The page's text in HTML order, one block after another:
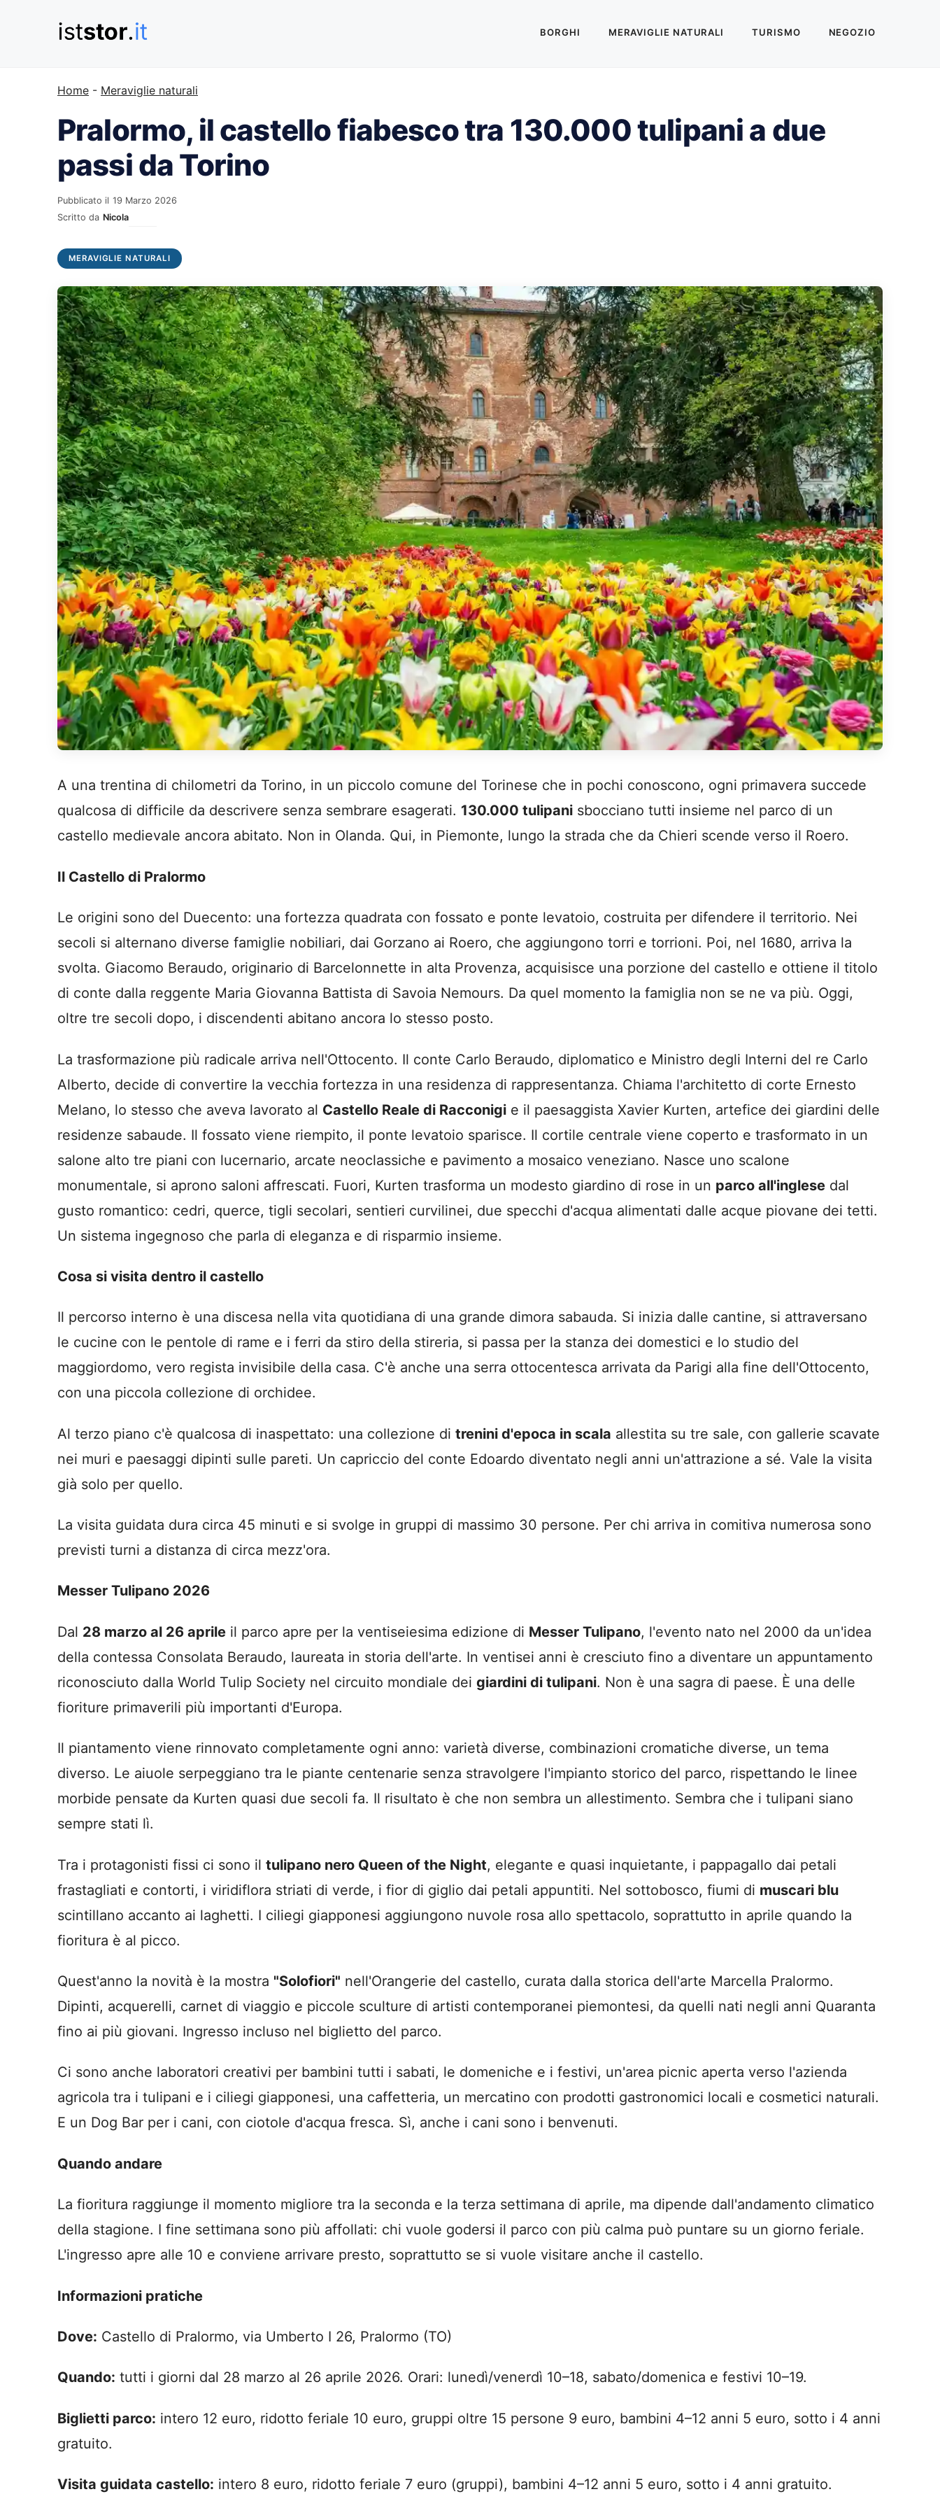
BORGHI MERAVIGLIE NATURALI TURISMO NEGOZIO
Home - Meraviglie naturali
Pralormo, il castello fiabesco tra 130.000 tulipani a due
passi da Torino
Pubblicato il 19 Marzo 2026
Scritto da Nicola
MERAVIGLIE NATURALI
A una trentina di chilometri da Torino, in un piccolo comune del Torinese che in pochi conoscono, ogni primavera succede
qualcosa di difficile da descrivere senza sembrare esagerati. 130.000 tulipani sbocciano tutti insieme nel parco di un
castello medievale ancora abitato. Non in Olanda. Qui, in Piemonte, lungo la strada che da Chieri scende verso il Roero.
Il Castello di Pralormo
Le origini sono del Duecento: una fortezza quadrata con fossato e ponte levatoio, costruita per difendere il territorio. Nei
secoli si alternano diverse famiglie nobiliari, dai Gorzano ai Roero, che aggiungono torri e torrioni. Poi, nel 1680, arriva la
svolta. Giacomo Beraudo, originario di Barcelonnette in alta Provenza, acquisisce una porzione del castello e ottiene il titolo
di conte dalla reggente Maria Giovanna Battista di Savoia Nemours. Da quel momento la famiglia non se ne va più. Oggi,
oltre tre secoli dopo, i discendenti abitano ancora lo stesso posto.
La trasformazione più radicale arriva nell'Ottocento. Il conte Carlo Beraudo, diplomatico e Ministro degli Interni del re Carlo
Alberto, decide di convertire la vecchia fortezza in una residenza di rappresentanza. Chiama l'architetto di corte Ernesto
Melano, lo stesso che aveva lavorato al Castello Reale di Racconigi e il paesaggista Xavier Kurten, artefice dei giardini delle
residenze sabaude. Il fossato viene riempito, il ponte levatoio sparisce. Il cortile centrale viene coperto e trasformato in un
salone alto tre piani con lucernario, arcate neoclassiche e pavimento a mosaico veneziano. Nasce uno scalone
monumentale, si aprono saloni affrescati. Fuori, Kurten trasforma un modesto giardino di rose in un parco all'inglese dal
gusto romantico: cedri, querce, tigli secolari, sentieri curvilinei, due specchi d'acqua alimentati dalle acque piovane dei tetti.
Un sistema ingegnoso che parla di eleganza e di risparmio insieme.
Cosa si visita dentro il castello
Il percorso interno è una discesa nella vita quotidiana di una grande dimora sabauda. Si inizia dalle cantine, si attraversano
le cucine con le pentole di rame e i ferri da stiro della stireria, si passa per la stanza dei domestici e lo studio del
maggiordomo, vero regista invisibile della casa. C'è anche una serra ottocentesca arrivata da Parigi alla fine dell'Ottocento,
con una piccola collezione di orchidee.
Al terzo piano c'è qualcosa di inaspettato: una collezione di trenini d'epoca in scala allestita su tre sale, con gallerie scavate
nei muri e paesaggi dipinti sulle pareti. Un capriccio del conte Edoardo diventato negli anni un'attrazione a sé. Vale la visita
già solo per quello.
La visita guidata dura circa 45 minuti e si svolge in gruppi di massimo 30 persone. Per chi arriva in comitiva numerosa sono
previsti turni a distanza di circa mezz'ora.
Messer Tulipano 2026
Dal 28 marzo al 26 aprile il parco apre per la ventiseiesima edizione di Messer Tulipano, l'evento nato nel 2000 da un'idea
della contessa Consolata Beraudo, laureata in storia dell'arte. In ventisei anni è cresciuto fino a diventare un appuntamento
riconosciuto dalla World Tulip Society nel circuito mondiale dei giardini di tulipani. Non è una sagra di paese. È una delle
fioriture primaverili più importanti d'Europa.
Il piantamento viene rinnovato completamente ogni anno: varietà diverse, combinazioni cromatiche diverse, un tema
diverso. Le aiuole serpeggiano tra le piante centenarie senza stravolgere l'impianto storico del parco, rispettando le linee
morbide pensate da Kurten quasi due secoli fa. Il risultato è che non sembra un allestimento. Sembra che i tulipani siano
sempre stati lì.
Tra i protagonisti fissi ci sono il tulipano nero Queen of the Night, elegante e quasi inquietante, i pappagallo dai petali
frastagliati e contorti, i viridiflora striati di verde, i fior di giglio dai petali appuntiti. Nel sottobosco, fiumi di muscari blu
scintillano accanto ai laghetti. I ciliegi giapponesi aggiungono nuvole rosa allo spettacolo, soprattutto in aprile quando la
fioritura è al picco.
Quest'anno la novità è la mostra "Solofiori" nell'Orangerie del castello, curata dalla storica dell'arte Marcella Pralormo.
Dipinti, acquerelli, carnet di viaggio e piccole sculture di artisti contemporanei piemontesi, da quelli nati negli anni Quaranta
fino ai più giovani. Ingresso incluso nel biglietto del parco.
Ci sono anche laboratori creativi per bambini tutti i sabati, le domeniche e i festivi, un'area picnic aperta verso l'azienda
agricola tra i tulipani e i ciliegi giapponesi, una caffetteria, un mercatino con prodotti gastronomici locali e cosmetici naturali.
E un Dog Bar per i cani, con ciotole d'acqua fresca. Sì, anche i cani sono i benvenuti.
Quando andare
La fioritura raggiunge il momento migliore tra la seconda e la terza settimana di aprile, ma dipende dall'andamento climatico
della stagione. I fine settimana sono più affollati: chi vuole godersi il parco con più calma può puntare su un giorno feriale.
L'ingresso apre alle 10 e conviene arrivare presto, soprattutto se si vuole visitare anche il castello.
Informazioni pratiche
Dove: Castello di Pralormo, via Umberto I 26, Pralormo (TO)
Quando: tutti i giorni dal 28 marzo al 26 aprile 2026. Orari: lunedì/venerdì 10–18, sabato/domenica e festivi 10–19.
Biglietti parco: intero 12 euro, ridotto feriale 10 euro, gruppi oltre 15 persone 9 euro, bambini 4–12 anni 5 euro, sotto i 4 anni
gratuito.
Visita guidata castello: intero 8 euro, ridotto feriale 7 euro (gruppi), bambini 4–12 anni 5 euro, sotto i 4 anni gratuito.